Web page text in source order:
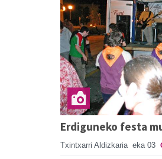
Erdiguneko festa
Txintxarri Aldizkaria eka 03